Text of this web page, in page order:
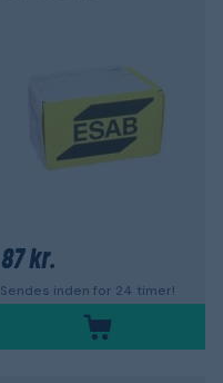
87 kr.
Sendes inden for 24 timer!